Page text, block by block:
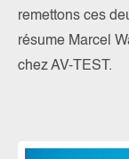
remettons ces
résume Marcel
chez AV-TEST.